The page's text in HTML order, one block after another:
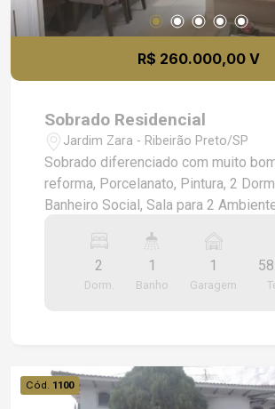
R$ 260.000,00 V
Sobrado Residencial
Jardim Zara - Ribeirão Preto/SP
Sobrado diferenciado com muito
reforma, Porcelanato, Pintura, 2
Banheiro Social, Sala para 2
2
Dorm.
1
Banho
1
Garagem
Cód. 1100